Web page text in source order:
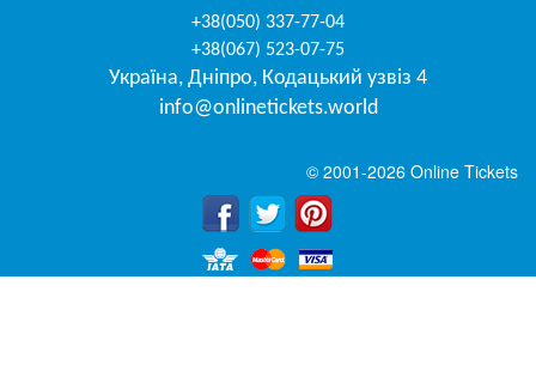
+38(050) 337-77-04
+38(067) 523-07-75
Україна, Дніпро, Кодацький узвіз 4
info@onlinetickets.world
© 2001-2026 Online Tickets